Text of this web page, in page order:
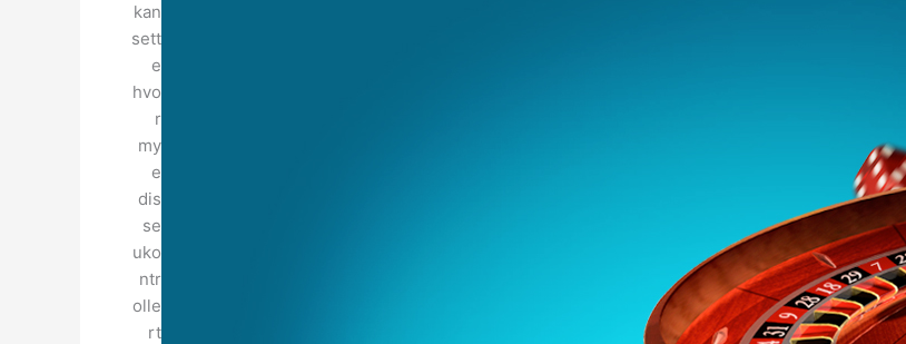
kan
sett
e
hvo
r
my
e
dis
se
uko
ntr
olle
rt